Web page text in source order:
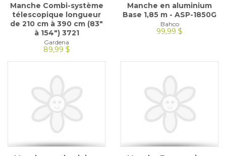
Manche Combi-système
télescopique longueur
de 210 cm à 390 cm (83"
à 154") 3721
Gardena
89,99 $
Manche en aluminium
Base 1,85 m - ASP-1850G
Bahco
99,99 $